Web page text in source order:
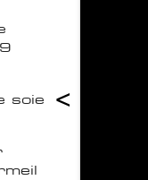
soie
<